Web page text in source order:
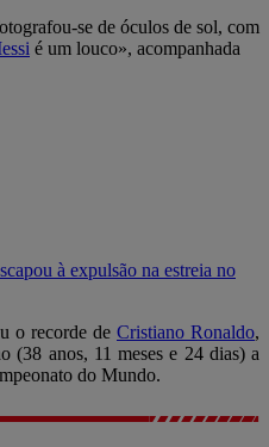
se de óculos de sol, com
é um louco», acompanhada
à expulsão na estreia no
o recorde de Cristiano Ronaldo,
(38 anos, 11 meses e 24 dias) a
do Mundo.